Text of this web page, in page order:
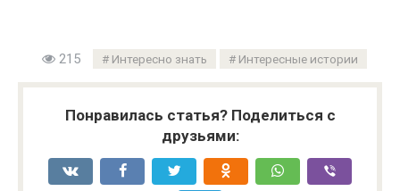
215 Интересно знать Интересные истории
Понравилась статья? Поделиться с
друзьями: